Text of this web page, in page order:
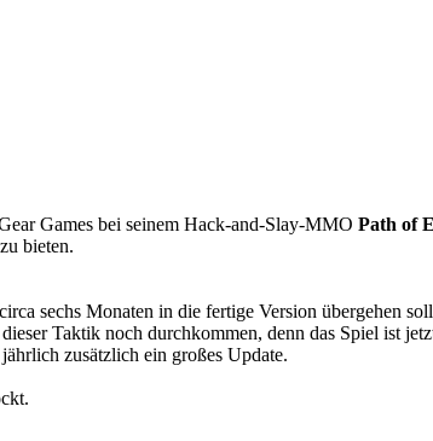
Games bei seinem Hack-and-Slay-MMO Path of
bieten.
sechs Monaten in die fertige Version übergehen
Taktik noch durchkommen, denn das Spiel ist
zusätzlich ein großes Update.